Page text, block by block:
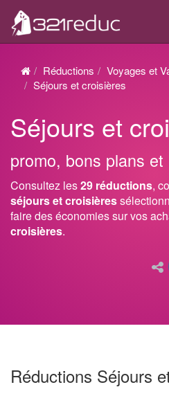
Réductions
Voyages et
Séjours et croisières
Séjours et
promo, bons plans
Consultez les29 réductions,
séjours et croisières
faire des économies sur vos
croisières.
Réductions Séjours